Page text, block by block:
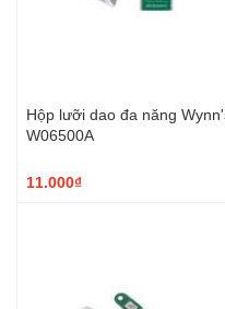
Hộp lưỡi dao đa năng
W06500A
11.000₫